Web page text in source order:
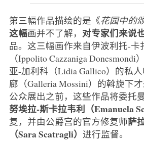
第三幅作品描绘的是《花园中的
这幅画并不了解， 对专家们来说
品。这三幅画作来自伊波利托-卡
（Ippolito Cazzaniga
亚-加利科（Lidia Gallico）的私
廊（Galleria Mossini）的斡旋下
公众展出之前，这些作品将委托
努埃拉-斯卡拉韦利（Emanuela
复，并由公爵宫的官方修复师萨
（Sara Scatragli） 进行监督。